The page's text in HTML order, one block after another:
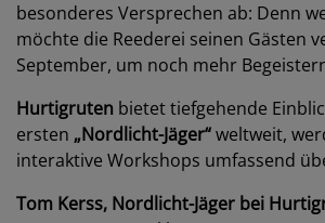
besonderes Versprechen ab: Denn
möchte die Reederei seinen Gästen
September, um noch mehr
Hurtigruten bietet tiefgehende
ersten „Nordlicht-Jäger“weltweit,
interaktive Workshops umfassend
Tom Kerss, Nordlicht-Jäger bei